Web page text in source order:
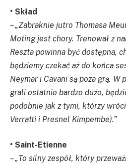
• Skład
– „Zabraknie jutro Thomasa
Moting jest chory. Trenował z
Reszta powinna być dostępna,
będziemy czekać aż do końca
Neymar i Cavani są poza grą.
grali ostatnio bardzo dużo,
podobnie jak z tymi, którzy
Verratti i Presnel Kimpembe).”
• Saint-Etienne
– „To silny zespół, który